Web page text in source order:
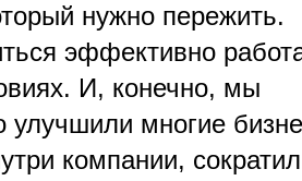
нужно пережить.
эффективно
И, конечно, мы
улучшили многие
компании,